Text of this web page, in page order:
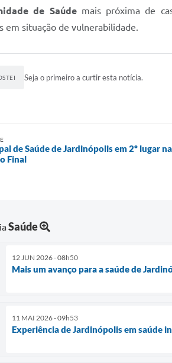
de Saúdemais próxima de
em situação de vulnerabilidade.
Seja o primeiro a curtir esta notícia.
de Saúde de Jardinópolis em 2º lugar
Final
Saúde
12 JUN 2026 - 08h50
Mais um avanço para a saúde de
11 MAI 2026 - 09h53
Experiência de Jardinópolis em saúde